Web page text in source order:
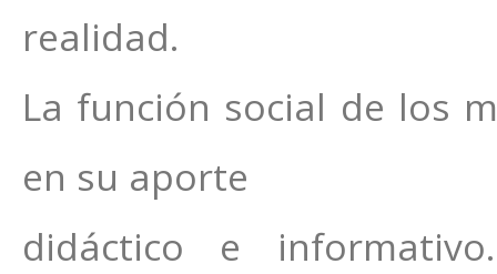
realidad.
La función social de los
en su aporte
didáctico e